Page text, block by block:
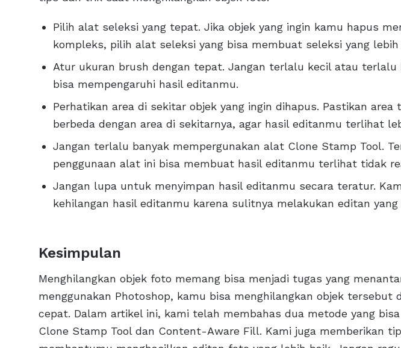
Pilih alat seleksi yang tepat. Jika objek yang ingin kamu hapus
kompleks, pilih alat seleksi yang bisa membuat seleksi yang
Atur ukuran brush dengan tepat. Jangan terlalu kecil atau terlalu
bisa mempengaruhi hasil editanmu.
Perhatikan area di sekitar objek yang ingin dihapus. Pastikan
berbeda dengan area di sekitarnya, agar hasil editanmu terlihat
Jangan terlalu banyak mempergunakan alat Clone Stamp Tool.
penggunaan alat ini bisa membuat hasil editanmu terlihat tidak
Jangan lupa untuk menyimpan hasil editanmu secara teratur.
kehilangan hasil editanmu karena sulitnya melakukan editan yang
Kesimpulan
Menghilangkan objek foto memang bisa menjadi tugas yang
menggunakan Photoshop, kamu bisa menghilangkan objek tersebut
cepat. Dalam artikel ini, kami telah membahas dua metode yang
Clone Stamp Tool dan Content-Aware Fill. Kami juga memberikan